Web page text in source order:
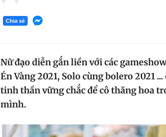
Chia sẻ
Nữ đạo diễn gắn liền với các
Én Vàng 2021, Solo cùng bolero 2021
tinh thần vững chắc để cô thăng hoa
mình.